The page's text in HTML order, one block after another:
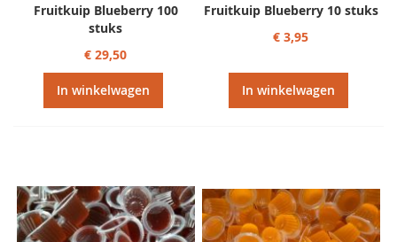
Fruitkuip Blueberry 100
stuks
€ 29,50
In winkelwagen
Fruitkuip Blueberry 10 stuks
€ 3,95
In winkelwagen